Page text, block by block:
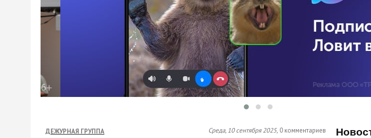
ДЕЖУРНАЯ ГРУППА Среда, 10 сентября 2025, 0 комментариев